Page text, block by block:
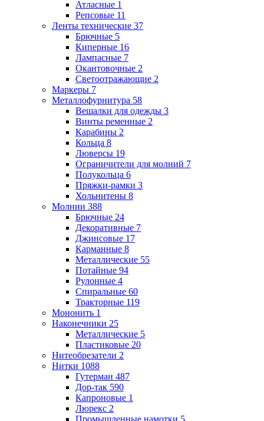
Атласные 1
Репсовые 11
Ленты технические 37
Брючные 5
Киперные 16
Лампасные 7
Окантовочные 2
Светоотражающие 2
Маркеры 7
Металлофурнитура 58
Вешалки для одежды 3
Винты ременные 2
Карабины 2
Кольца 8
Люверсы 19
Ограничители для молний 7
Полукольца 6
Пряжки-рамки 3
Хольнитены 8
Молнии 388
Брючные 24
Декоративные 7
Джинсовые 17
Карманные 8
Металлические 55
Потайные 94
Рулонные 4
Спиральные 60
Тракторные 119
Мононить 1
Наконечники 25
Металлические 5
Пластиковые 20
Нитеобрезатели 2
Нитки 1088
Гутерман 487
Дор-так 590
Капроновые 1
Люрекс 2
Промышленные намотки 5